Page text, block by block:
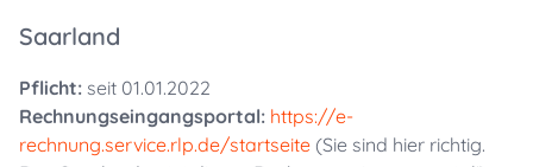
Saarland
Pflicht: seit 01.01.2022
Rechnungseingangsportal: https://e-
rechnung.service.rlp.de/startseite (Sie sind hier richtig.